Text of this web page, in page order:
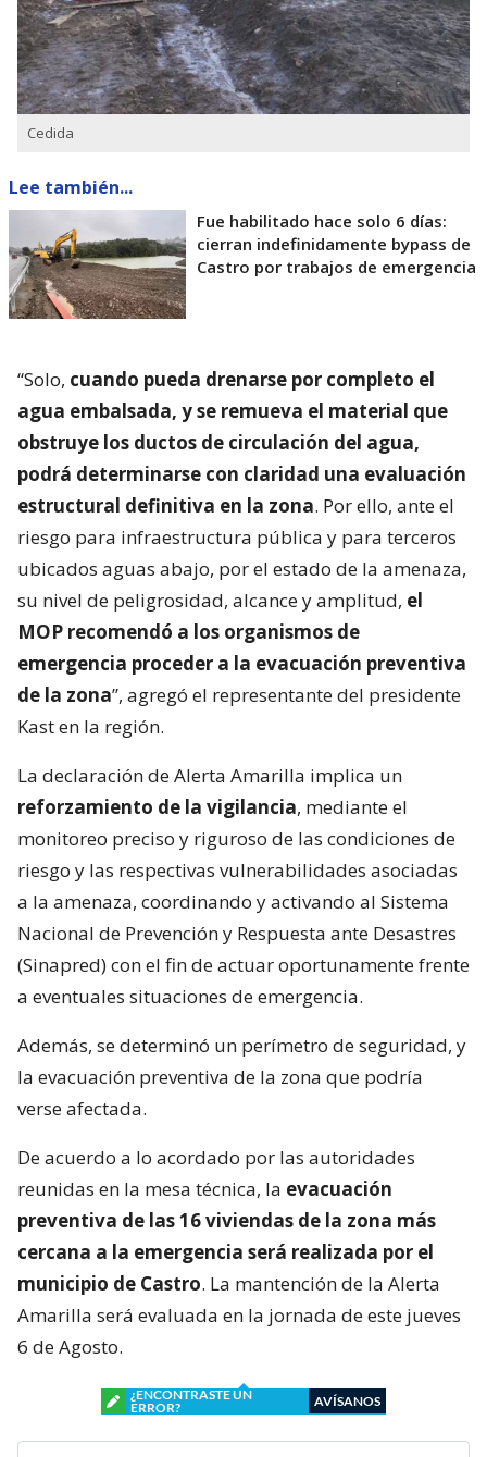
Cedida
Lee también...
Fue habilitado hace solo 6 días:
cierran indefinidamente bypass de
Castro por trabajos de emergencia
“Solo, cuando pueda drenarse por completo el
agua embalsada, y se remueva el material que
obstruye los ductos de circulación del agua,
podrá determinarse con claridad una evaluación
estructural definitiva en la zona. Por ello, ante el
riesgo para infraestructura pública y para terceros
ubicados aguas abajo, por el estado de la amenaza,
su nivel de peligrosidad, alcance y amplitud, el
MOP recomendó a los organismos de
emergencia proceder a la evacuación preventiva
de la zona”, agregó el representante del presidente
Kast en la región.
La declaración de Alerta Amarilla implica un
reforzamiento de la vigilancia, mediante el
monitoreo preciso y riguroso de las condiciones de
riesgo y las respectivas vulnerabilidades asociadas
a la amenaza, coordinando y activando al Sistema
Nacional de Prevención y Respuesta ante Desastres
(Sinapred) con el fin de actuar oportunamente frente
a eventuales situaciones de emergencia.
Además, se determinó un perímetro de seguridad, y
la evacuación preventiva de la zona que podría
verse afectada.
De acuerdo a lo acordado por las autoridades
reunidas en la mesa técnica, la evacuación
preventiva de las 16 viviendas de la zona más
cercana a la emergencia será realizada por el
municipio de Castro. La mantención de la Alerta
Amarilla será evaluada en la jornada de este jueves
6 de Agosto.
¿ENCONTRASTE UN
ERROR?
AVÍSANOS